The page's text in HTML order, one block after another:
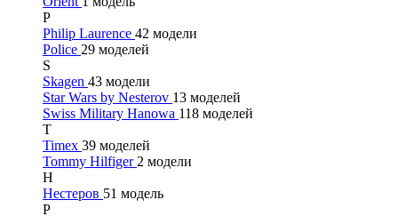
P
Philip Laurence 42 модели
Police 29 моделей
S
Skagen 43 модели
Star Wars by Nesterov 13 моделей
Swiss Military Hanowa 118 моделей
T
Timex 39 моделей
Tommy Hilfiger 2 модели
Н
Нестеров 51 модель
Р